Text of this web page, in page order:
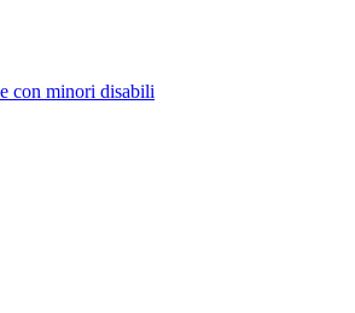
con minori disabili